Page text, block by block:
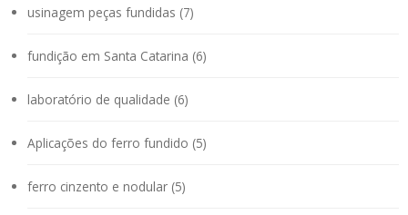
usinagem peças fundidas (7)
fundição em Santa Catarina (6)
laboratório de qualidade (6)
Aplicações do ferro fundido (5)
ferro cinzento e nodular (5)